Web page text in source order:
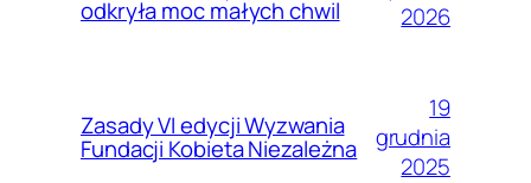
odkryła moc małych chwil
2026
Zasady VI edycji Wyzwania
Fundacji Kobieta Niezależna
19
grudnia
2025